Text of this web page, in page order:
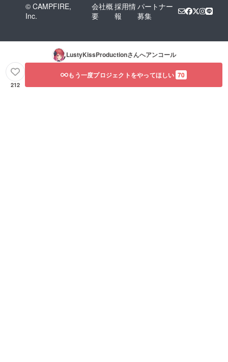
す。
（著し
反する
等）
る場合
は備考
せくだ
（セリ
100文字
以内）
エスト
可）
子」様
で収録
ただく
お礼ボ
声優
「あか
のサイ
入った
す。
（イラ
© CAMPFIRE,
Inc.
会社概
要
採用情
報
パートナー
募集
LustyKissProductionさんへアンコール
212
もう一度プロジェクトをやってほしい 70